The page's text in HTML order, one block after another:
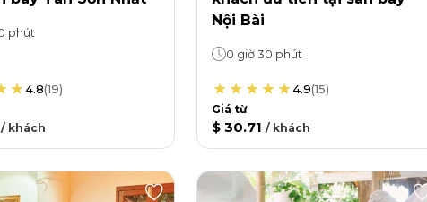
phút
4.8(19)
/ khách
Nội Bài
0 giờ 30 phút
4.9(15)
Giá từ
$ 30.71 / khách